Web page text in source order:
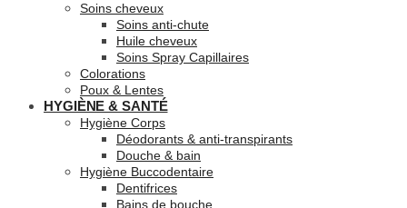
Soins cheveux
Soins anti-chute
Huile cheveux
Soins Spray Capillaires
Colorations
Poux & Lentes
HYGIÈNE & SANTÉ
Hygiène Corps
Déodorants & anti-transpirants
Douche & bain
Hygiène Buccodentaire
Dentifrices
Bains de bouche